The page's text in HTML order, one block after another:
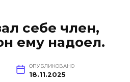
себе член,
ему надоел.
ОПУБЛИКОВАНО
18.11.2025